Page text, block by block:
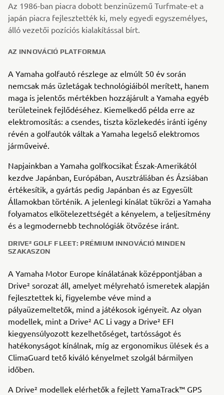
Az 1986-ban piacra dobott benzinüzemű Turfmate-et a
japán piacra fejlesztették ki, mely egyedi egyszemélyes,
álló vezetői pozíciós kialakítással bírt.
AZ INNOVÁCIÓ PLATFORMJA
A Yamaha golfautó részlege az elmúlt 50 év során
nemcsak más üzletágak technológiáiból merített, hanem
maga is jelentős mértékben hozzájárult a Yamaha egyéb
területeinek fejlődéséhez. Kiemelkedő példa erre az
elektromosítás: a csendes, tiszta közlekedés iránti igény
révén a golfautók váltak a Yamaha legelső elektromos
járműveivé.
Napjainkban a Yamaha golfkocsikat Észak-Amerikától
kezdve Japánban, Európában, Ausztráliában és Ázsiában
értékesítik, a gyártás pedig Japánban és az Egyesült
Államokban történik. A jelenlegi kínálat tükrözi a Yamaha
folyamatos elkötelezettségét a kényelem, a teljesítmény
és a legmodernebb technológiák ötvözése iránt.
DRIVE² GOLF FLEET: PRÉMIUM INNOVÁCIÓ MINDEN
SZAKASZON
A Yamaha Motor Europe kínálatának középpontjában a
Drive² sorozat áll, amelyet mélyreható ismeretek alapján
fejlesztettek ki, figyelembe véve mind a
pályaüzemeltetők, mind a játékosok igényeit. Az olyan
modellek, mint a Drive² AC Li vagy a Drive² EFI
kiegyensúlyozott kezelhetőséget, tartósságot és
hatékonyságot kínálnak, míg az ergonomikus ülések és a
ClimaGuard tető kiváló kényelmet szolgál bármilyen
időben.
A Drive² modellek elérhetők a fejlett YamaTrack™ GPS